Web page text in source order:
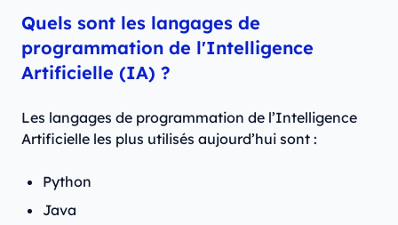
Quels sont les langages de
programmation de l'Intelligence
Artificielle (IA) ?
Les langages de programmation de l’Intelligence
Artificielle les plus utilisés aujourd’hui sont :
Python
Java